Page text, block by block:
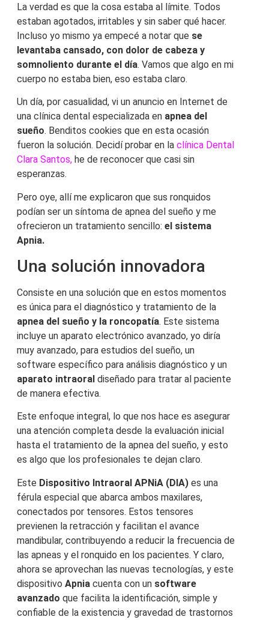
La verdad es que la cosa estaba al límite. Todos
estaban agotados, irritables y sin saber qué hacer.
Incluso yo mismo ya empecé a notar que se
levantaba cansado, con dolor de cabeza y
somnoliento durante el día. Vamos que algo en mi
cuerpo no estaba bien, eso estaba claro.
Un día, por casualidad, vi un anuncio en Internet de
una clínica dental especializada en apnea del
sueño. Benditos cookies que en esta ocasión
fueron la solución. Decidí probar en la clínica Dental
Clara Santos,he de reconocer que casi sin
esperanzas.
Pero oye, allí me explicaron que sus ronquidos
podían ser un síntoma de apnea del sueño y me
ofrecieron un tratamiento sencillo: el sistema
Apnia.
Una solución innovadora
Consiste en una solución que en estos momentos
es única para el diagnóstico y tratamiento de la
apnea del sueño y la roncopatía. Este sistema
incluye un aparato electrónico avanzado, yo diría
muy avanzado, para estudios del sueño, un
software específico para análisis diagnóstico y un
aparato intraoraldiseñado para tratar al paciente
de manera efectiva.
Este enfoque integral, lo que nos hace es asegurar
una atención completa desde la evaluación inicial
hasta el tratamiento de la apnea del sueño, y esto
es algo que los profesionales te dejan claro.
Este Dispositivo Intraoral APNiA (DIA)es una
férula especial que abarca ambos maxilares,
conectados por tensores. Estos tensores
previenen la retracción y facilitan el avance
mandibular, contribuyendo a reducir la frecuencia de
las apneas y el ronquido en los pacientes. Y claro,
ahora se aprovechan las nuevas tecnologías, y este
dispositivo Apniacuenta con un software
avanzado que facilita la identificación, simple y
confiable de la existencia y gravedad de trastornos